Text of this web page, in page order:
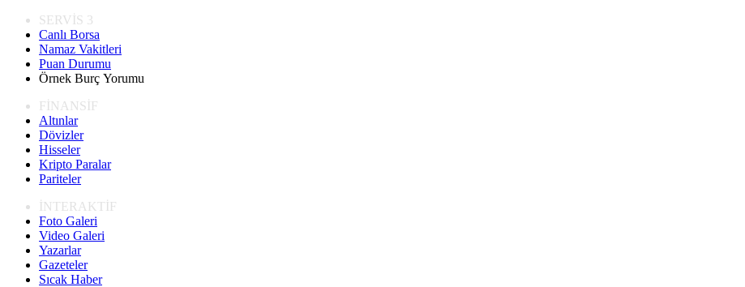
SERVİS 3
Canlı Borsa
Namaz Vakitleri
Puan Durumu
Örnek Burç Yorumu
FİNANSİF
Altınlar
Dövizler
Hisseler
Kripto Paralar
Pariteler
İNTERAKTİF
Foto Galeri
Video Galeri
Yazarlar
Gazeteler
Sıcak Haber